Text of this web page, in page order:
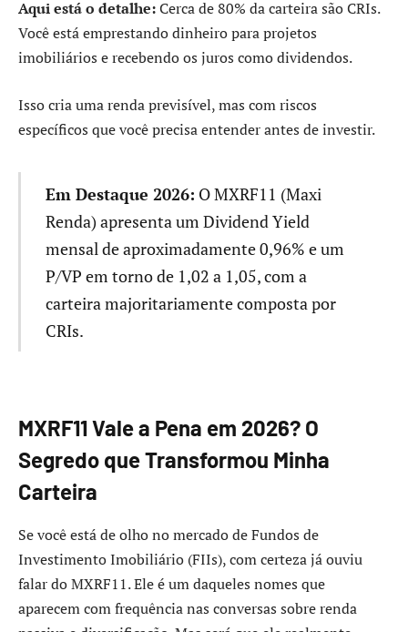
Aqui está o detalhe:Cerca de 80% da carteira são CRIs.
Você está emprestando dinheiro para projetos
imobiliários e recebendo os juros como dividendos.
Isso cria uma renda previsível, mas com riscos
específicos que você precisa entender antes de investir.
Em Destaque 2026: O MXRF11 (Maxi
Renda) apresenta um Dividend Yield
mensal de aproximadamente 0,96% e um
P/VP em torno de 1,02 a 1,05, com a
carteira majoritariamente composta por
CRIs.
MXRF11 Vale a Pena em 2026? O
Segredo que Transformou Minha
Carteira
Se você está de olho no mercado de Fundos de
Investimento Imobiliário (FIIs), com certeza já ouviu
falar do MXRF11. Ele é um daqueles nomes que
aparecem com frequência nas conversas sobre renda